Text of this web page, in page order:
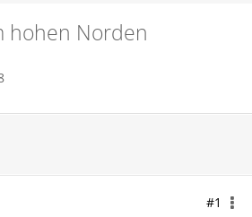
hohen Norden
#1